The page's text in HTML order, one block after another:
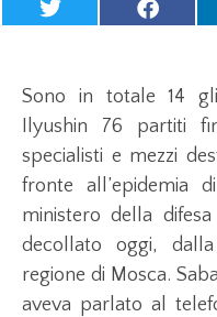
Sono in totale 14
Ilyushin 76 partiti
specialisti e mezzi
fronte all’epidemia
ministero della
decollato oggi,
regione di Mosca.
aveva parlato al